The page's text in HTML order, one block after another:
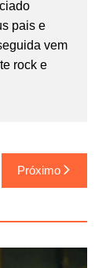
pais e
vem
rock e
Próximo